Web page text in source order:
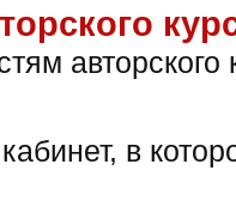
авторского
в